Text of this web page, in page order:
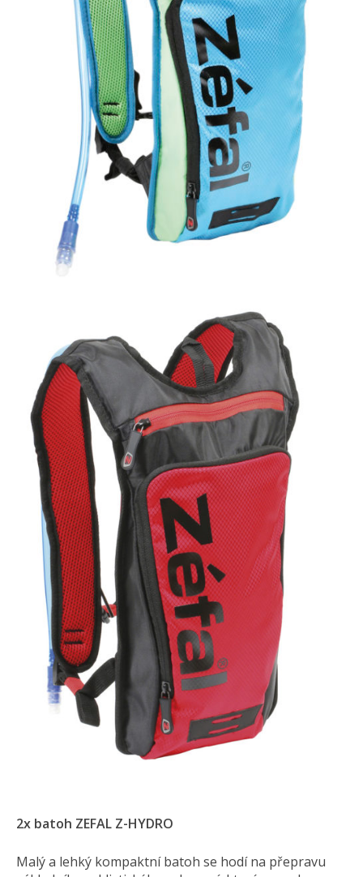
2x batoh ZEFAL Z-HYDRO
Malý a lehký kompaktní batoh se hodí na přepravu